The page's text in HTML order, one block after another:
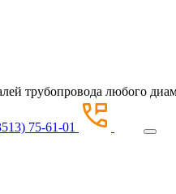
трубопровода любого
75-61-01